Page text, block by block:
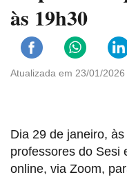
às 19h30
Atualizada em 23/01/2026
Dia 29 de janeiro,
professores do Sesi
online, via Zoom,